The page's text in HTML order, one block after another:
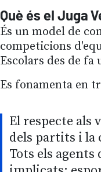
Què és el Juga
És un model de
competicions
Escolars des de fa
Es fonamenta en
El respecte als
dels partits i la
Tots els